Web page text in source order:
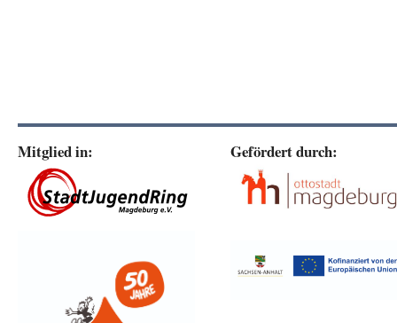
Mitglied in: Gefördert durch: